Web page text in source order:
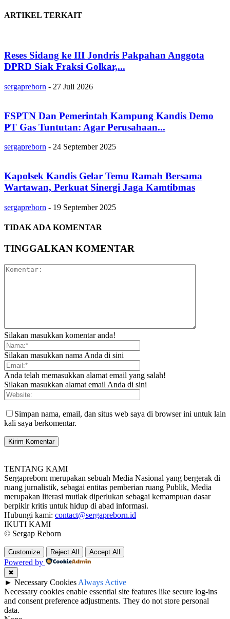
ARTIKEL TERKAIT
Reses Sidang ke III Jondris Pakpahan Anggota
DPRD Siak Fraksi Golkar,...
sergapreborn - 27 Juli 2026
FSPTN Dan Pemerintah Kampung Kandis Demo
PT Gas Tuntutan: Agar Perusahaan...
sergapreborn - 24 September 2025
Kapolsek Kandis Gelar Temu Ramah Bersama
Wartawan, Perkuat Sinergi Jaga Kamtibmas
sergapreborn - 19 September 2025
TIDAK ADA KOMENTAR
TINGGALKAN KOMENTAR
Silakan masukkan komentar anda!
Silakan masukkan nama Anda di sini
Anda telah memasukkan alamat email yang salah!
Silakan masukkan alamat email Anda di sini
Simpan nama, email, dan situs web saya di browser ini untuk lain
kali saya berkomentar.
TENTANG KAMI
Sergapreborn merupakan sebuah Media Nasional yang bergerak di
ruang jurnalistik, sebagai entitas pemberian ruang Publik, Media
merupakan literasi mutlak diperlukan sebagai kemampuan dasar
berpikir kritis untuk hidup di abad informasi.
Hubungi kami: contact@sergapreborn.id
IKUTI KAMI
© Sergap Reborn
Customize Reject All Accept All
Powered by
✖
► Necessary Cookies Always Active
Necessary cookies enable essential site features like secure log-ins
and consent preference adjustments. They do not store personal
data.